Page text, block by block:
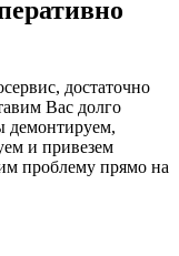
достаточно
Вас долго
демонтируем,
и привезем
проблему прямо на